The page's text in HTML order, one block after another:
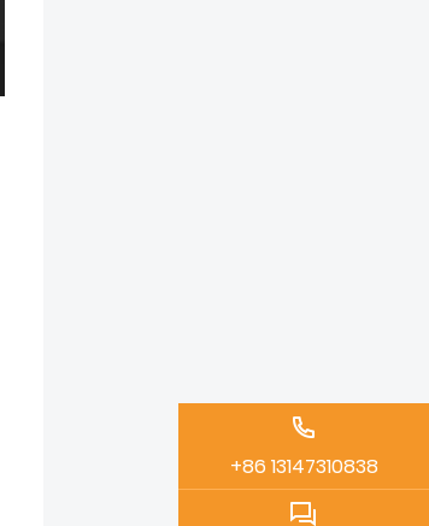
+86 13147310838